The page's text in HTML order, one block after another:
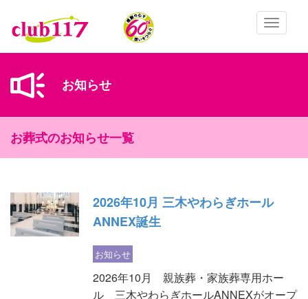
Toggle
お知らせ
お葬式のお知らせ一覧
2026年10月 三木やわらぎホール
ANNEX誕生
お知らせ
2026年10月 親族葬・家族葬専用ホー
ル 三木やわらぎホールANNEXがオープ